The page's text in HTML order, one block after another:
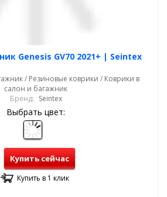
Genesis GV70 2021+ | Seintex
/ Резиновые коврики / Коврики в
салон и багажник
Бренд: Seintex
Выбрать цвет:
Купить сейчас
Купить в 1 клик